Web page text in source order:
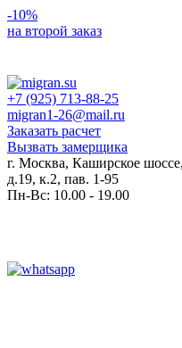
-10%
на второй заказ
+7 (925) 713-88-25
migran1-26@mail.ru
Заказать расчет
Вызвать замерщика
г. Москва, Каширское шоссе,
д.19, к.2, пав. 1-95
Пн-Вс: 10.00 - 19.00